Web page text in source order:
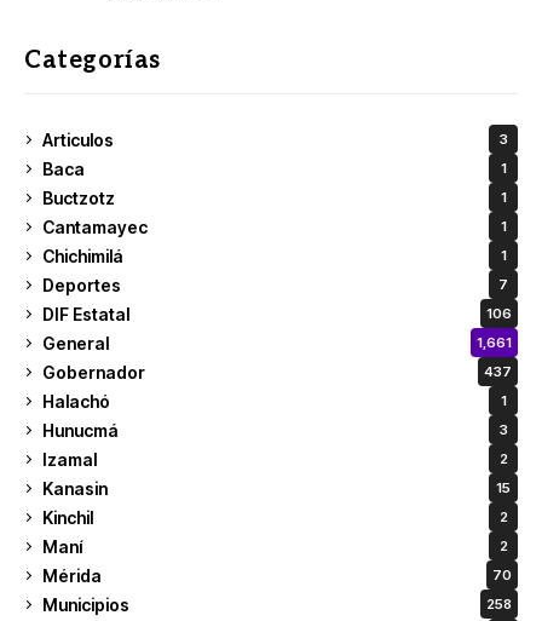
Categorías
Articulos 3
Baca 1
Buctzotz 1
Cantamayec 1
Chichimilá 1
Deportes 7
DIF Estatal 106
General 1,661
Gobernador 437
Halachó 1
Hunucmá 3
Izamal 2
Kanasin 15
Kinchil 2
Maní 2
Mérida 70
Municipios 258